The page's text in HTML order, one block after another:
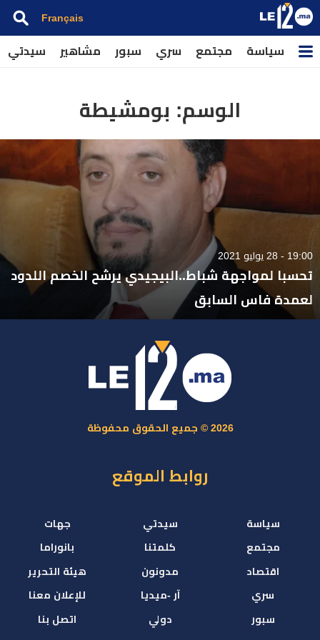
Français
سياسة مجتمع سري سبور مشاهير سيدتي
الوسم: بومشيطة
19:00 - 28 يوليو 2021
تحسبا لمواجهة شباط..البيجيدي يرشح الخصم اللدود
لعمدة فاس السابق
2026 © جميع الحقوق محفوظة
روابط الموقع
سياسة
مجتمع
اقتصاد
سري
سبور
سيدتي
كلمتنا
مدونون
آر -ميديا
دولي
جهات
بانوراما
هيئة التحرير
للإعلان معنا
اتصل بنا